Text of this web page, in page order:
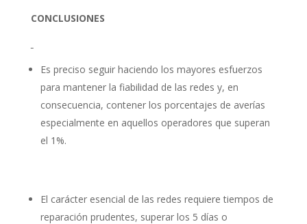
CONCLUSIONES
Es preciso seguir haciendo los mayores esfuerzos
para mantener la fiabilidad de las redes y, en
consecuencia, contener los porcentajes de averías
especialmente en aquellos operadores que superan
el 1%.
El carácter esencial de las redes requiere tiempos de
reparación prudentes, superar los 5 días o